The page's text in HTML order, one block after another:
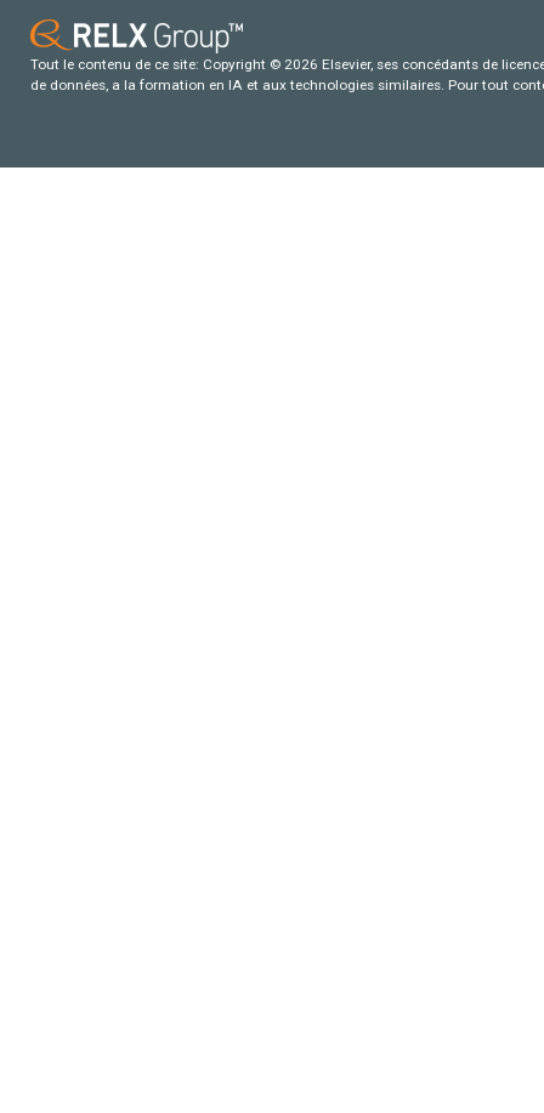
Tout le contenu de ce site: Copyright © 2026 Elsevier, ses concédants de
de données, a la formation en IA et aux technologies similaires. Pour tout